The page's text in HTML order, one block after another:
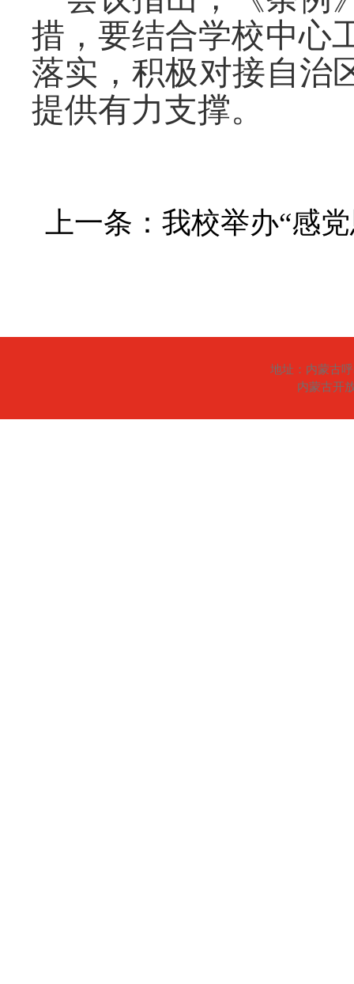
措，要结合学校中心
落实，积极对接自治
提供有力支撑。
上一条： 我校举办“感
地址：内蒙古
内蒙古开